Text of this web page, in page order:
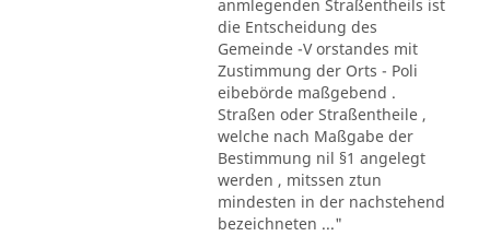
anmlegenden Straßentheils ist
die Entscheidung des
Gemeinde -V orstandes mit
Zustimmung der Orts - Poli
eibebörde maßgebend .
Straßen oder Straßentheile ,
welche nach Maßgabe der
Bestimmung nil §1 angelegt
werden , mitssen ztun
mindesten in der nachstehend
bezeichneten ..."